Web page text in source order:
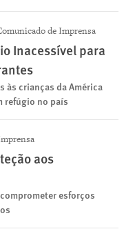
de Imprensa
Inacessível para
às crianças da América
refúgio no país
aos
esforços